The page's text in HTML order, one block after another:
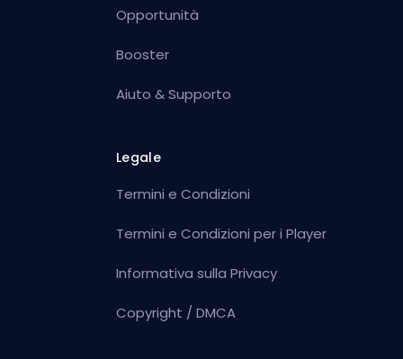
Opportunità
Booster
Aiuto & Supporto
Legale
Termini e Condizioni
Termini e Condizioni per i Player
Informativa sulla Privacy
Copyright / DMCA